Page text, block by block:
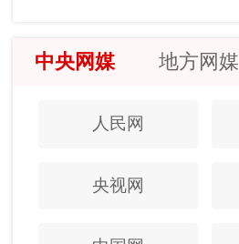
中央网媒 地方网媒
人民网
央视网